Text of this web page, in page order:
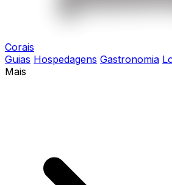
Corais
Guias Hospedagens Gastronomia
Mais